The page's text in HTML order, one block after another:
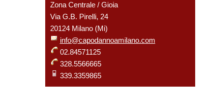
Zona Centrale / Gioia
Via G.B. Pirelli, 24
20124 Milano (Mi)
info@capodannoamilano.com
02.84571125
328.5566665
339.3359865